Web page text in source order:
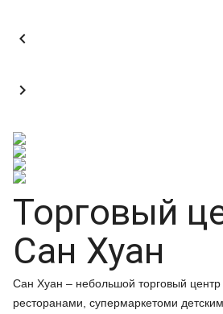


Торговый
Сан Хуан
Сан Хуан – небольшой торговый
ресторанами, супермаркетоми детским